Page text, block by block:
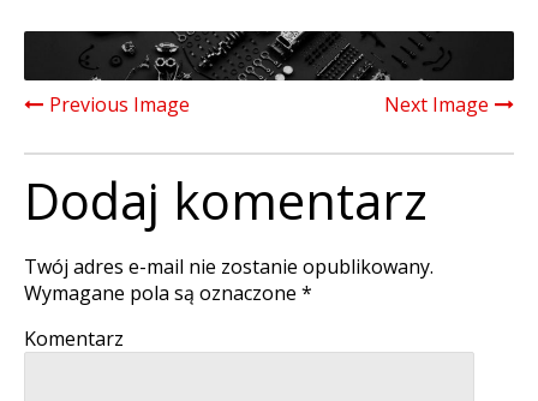
Previous Image Next Image
Dodaj komentarz
Twój adres e-mail nie zostanie opublikowany.
Wymagane pola są oznaczone *
Komentarz